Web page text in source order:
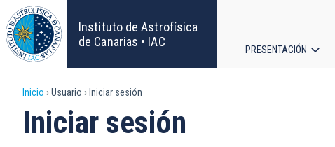
Pasar
al
contenido
principal
Instituto de Astrofísica
de Canarias • IAC
PRESENTACIÓN
Sobrescribir
enlaces
Inicio Usuario Iniciar sesión
Iniciar sesión